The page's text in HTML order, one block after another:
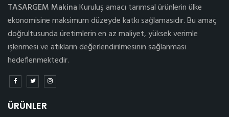
TASARGEM MakinaKuruluş amacı tarımsal ürünlerin ülke
ekonomisine maksimum düzeyde katkı sağlamasıdır. Bu amaç
doğrultusunda üretimlerin en az maliyet, yüksek verimle
işlenmesi ve atıkların değerlendirilmesinin sağlanması
hedeflenmektedir.
ÜRÜNLER